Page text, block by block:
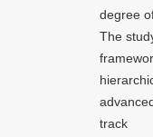
degree
The